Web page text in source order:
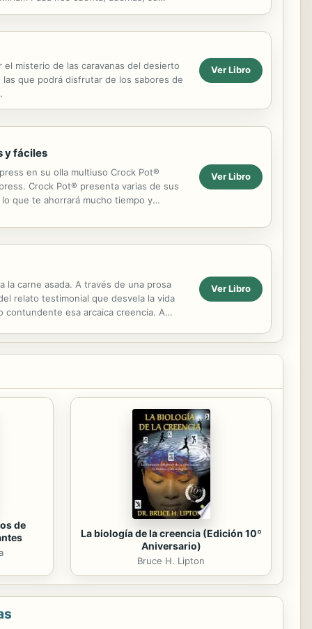
en llevar ...
misterio de las caravanas del desierto
que podrá disfrutar de los sabores de
Ver Libro
y fáciles
en su olla multiuso Crock Pot®
Crock Pot® presenta varias de sus
que te ahorrará mucho tiempo y
Ver Libro
carne asada. A través de una prosa
relato testimonial que desvela la vida
contundente esa arcaica creencia. A
Ver Libro
de
La biología de la creencia (Edición 10º
Aniversario)
Bruce H. Lipton